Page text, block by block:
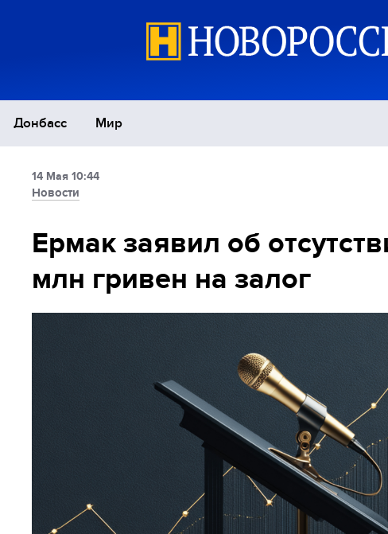
Донбасс Мир
Экономика
Спорт
14 Мая 10:44
Новости
Ермак заявил об
млн гривен на залог